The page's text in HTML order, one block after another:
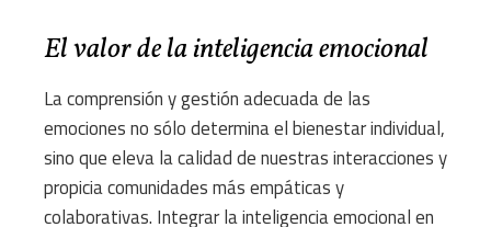
El valor de la inteligencia emocional
La comprensión y gestión adecuada de las
emociones no sólo determina el bienestar individual,
sino que eleva la calidad de nuestras interacciones y
propicia comunidades más empáticas y
colaborativas. Integrar la inteligencia emocional en